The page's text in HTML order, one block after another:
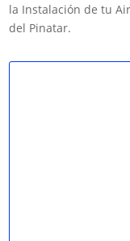
la Instalación de tu
del Pinatar.